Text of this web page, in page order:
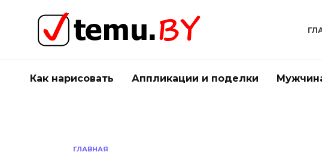
содержанию
Как нарисовать Аппликации и поделки
ГЛАВНАЯ